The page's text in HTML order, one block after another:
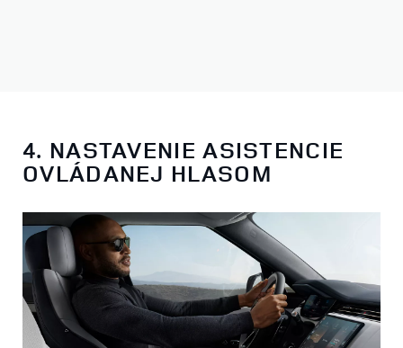
4. NASTAVENIE ASISTENCIE
OVLÁDANEJ HLASOM